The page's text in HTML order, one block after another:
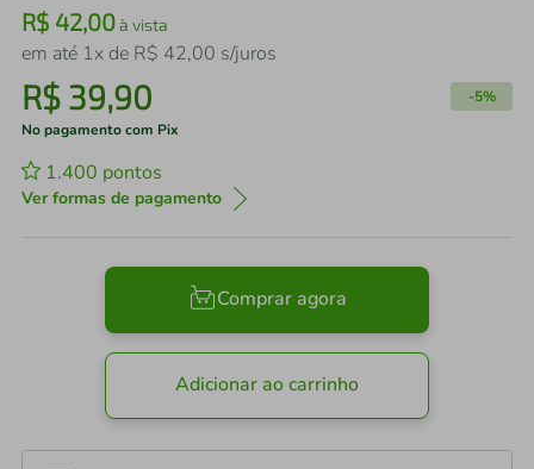
R$ 42,00à vista
em até 1x de R$ 42,00 s/juros
R$ 39,90 -5%
No pagamento com Pix
1.400 pontos
Ver formas de pagamento
Comprar agora
Adicionar ao carrinho